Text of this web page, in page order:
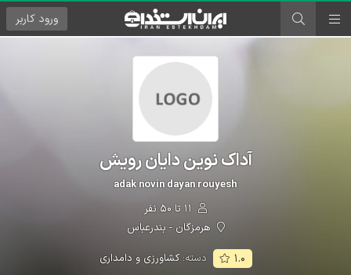
ورود کاربر
آداک نوین دایان رویش
adak novin dayan rouyesh
هرمزگان - بندرعباس
۱.۰ دسته:کشاورزی و دامداری